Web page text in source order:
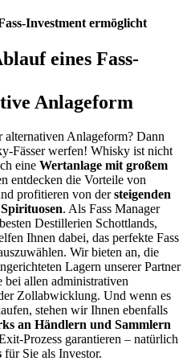
Investment ermöglicht
eines Fass-
Anlageform
alternativen Anlageform? Dann
Fässer werfen! Whisky ist nicht
eine Wertanlage mit großem
entdecken die Vorteile von
profitieren von dersteigenden
. Als Fass Manager
Destillerien Schottlands,
Ihnen dabei, das perfekte Fass
Wir bieten an, die
Lagern unserer Partner
bei allen administrativen
Zollabwicklung. Und wenn es
stehen wir Ihnen ebenfalls
an Händlern und Sammlern
Prozess garantieren – natürlich
für Sie als Investor.